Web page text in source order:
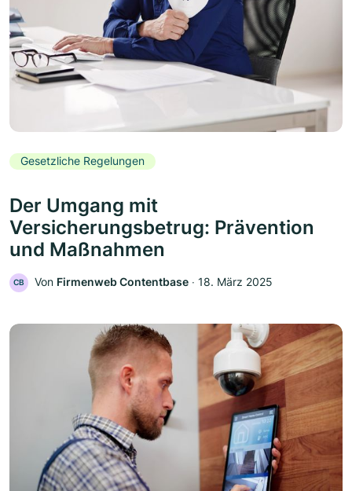
Gesetzliche Regelungen
Der Umgang mit
Versicherungsbetrug: Prävention
und Maßnahmen
CB Von Firmenweb Contentbase ‧ 18. März 2025